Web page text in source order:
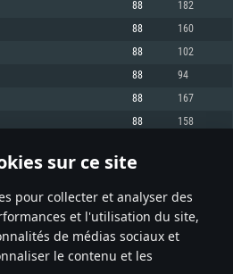
sur ce site
pour collecter et analyser des
et l'utilisation du site,
de médias sociaux et
le contenu et les
Intel Xeon ne sont pas supportés)
plus avec support de Metal
les derniers drivers (moins de 6 mois) /
haut débit
88 182
88 160
88 102
88 94
88 167
88 158
303 304 403